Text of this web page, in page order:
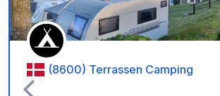
(8600) Terrassen Camping